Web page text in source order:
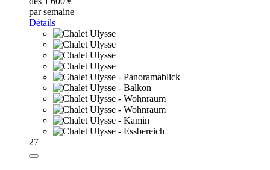
par semaine
Détails
27